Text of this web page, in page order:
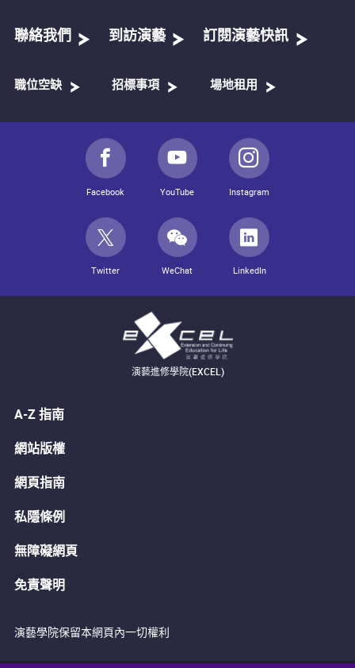
聯絡我們 到訪演藝 訂閱演藝快訊
職位空缺 招標事項 場地租用
Facebook YouTube Instagram
Twitter WeChat LinkedIn
演藝進修學院(EXCEL)
A-Z 指南
網站版權
網頁指南
私隱條例
無障礙網頁
免責聲明
演藝學院保留本網頁內一切權利